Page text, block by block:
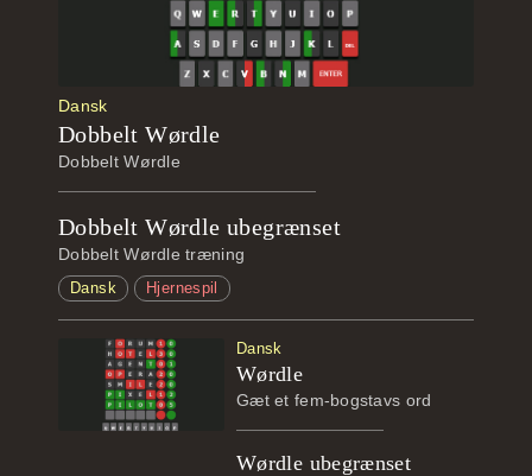
Dansk
Dobbelt Wørdle
Dobbelt Wørdle
Dobbelt Wørdle ubegrænset
Dobbelt Wørdle træning
Dansk Hjernespil
Dansk
Wørdle
Gæt et fem-bogstavs ord
Wørdle ubegrænset